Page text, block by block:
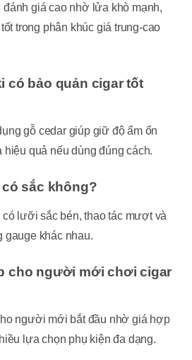
giá cao nhờ lửa khò mạnh,
trong phân khúc giá trung-cao
có bảo quản cigar tốt
gỗ cedar giúp giữ độ ẩm ổn
hiệu quả nếu dùng đúng cách.
sắc không?
lưỡi sắc bén, thao tác mượt và
gauge khác nhau.
cho người mới chơi cigar
người mới bắt đầu nhờ giá hợp
lựa chọn phụ kiện đa dạng.